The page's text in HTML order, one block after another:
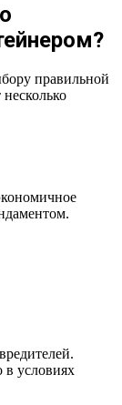
правильной
условиях